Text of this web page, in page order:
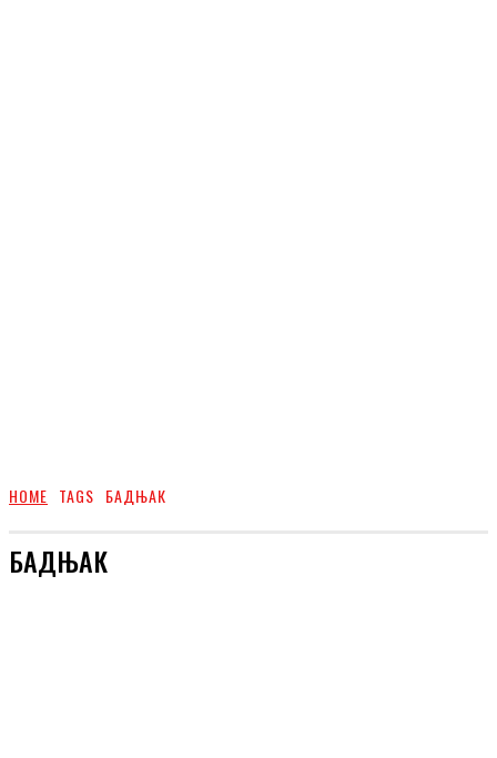
HOME TAGS БАДЊАК
БАДЊАК